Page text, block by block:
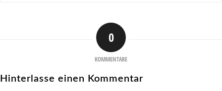
0
KOMMENTARE
Hinterlasse einen Kommentar